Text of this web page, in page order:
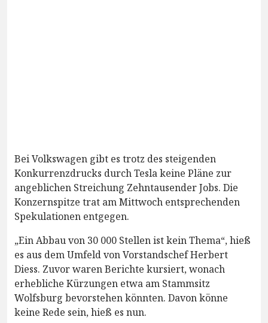
Bei Volkswagen gibt es trotz des steigenden
Konkurrenzdrucks durch Tesla keine Pläne zur
angeblichen Streichung Zehntausender Jobs. Die
Konzernspitze trat am Mittwoch entsprechenden
Spekulationen entgegen.
„Ein Abbau von 30 000 Stellen ist kein Thema“, hieß
es aus dem Umfeld von Vorstandschef Herbert
Diess. Zuvor waren Berichte kursiert, wonach
erhebliche Kürzungen etwa am Stammsitz
Wolfsburg bevorstehen könnten. Davon könne
keine Rede sein, hieß es nun.